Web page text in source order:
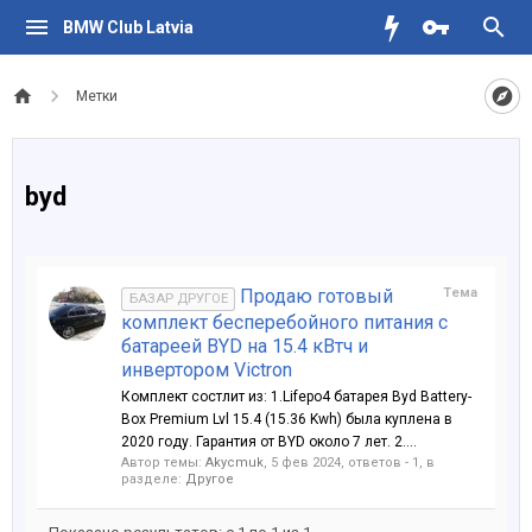
BMW Club Latvia
Метки
byd
Тема
БАЗАР ДРУГОЕ
Продаю готовый
комплект бесперебойного питания с
батареей BYD на 15.4 кВтч и
инвертором Victron
Комплект состлит из: 1.Lifepo4 батарея Byd Battery-
Box Premium Lvl 15.4 (15.36 Kwh) была куплена в
2020 году. Гарантия от BYD около 7 лет. 2....
Автор темы: Akycmuk, 5 фев 2024, ответов - 1, в
разделе: Другое